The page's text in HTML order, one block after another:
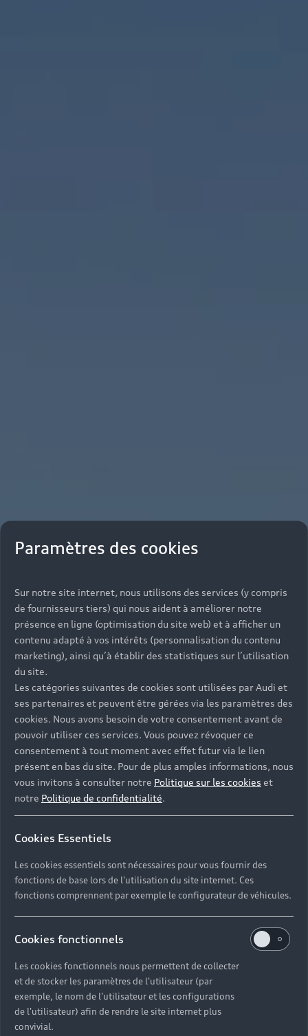
Paramètres des cookies
Sur notre site internet, nous utilisons des services (y compris
de fournisseurs tiers) qui nous aident à améliorer notre
présence en ligne (optimisation du site web) et à afficher un
contenu adapté à vos intérêts (personnalisation du contenu
marketing), ainsi qu’à établir des statistiques sur l’utilisation
du site.
Les catégories suivantes de cookies sont utilisées par Audi et
ses partenaires et peuvent être gérées via les paramètres des
cookies. Nous avons besoin de votre consentement avant de
pouvoir utiliser ces services. Vous pouvez révoquer ce
consentement à tout moment avec effet futur via le lien
présent en bas du site. Pour de plus amples informations, nous
vous invitons à consulter notre Politique sur les cookies et
notre Politique de confidentialité.
Cookies Essentiels
Les cookies essentiels sont nécessaires pour vous fournir des
fonctions de base lors de l'utilisation du site internet. Ces
fonctions comprennent par exemple le configurateur de véhicules.
Cookies fonctionnels
Les cookies fonctionnels nous permettent de collecter
et de stocker les paramètres de l'utilisateur (par
exemple, le nom de l'utilisateur et les configurations
de l'utilisateur) afin de rendre le site internet plus
convivial.